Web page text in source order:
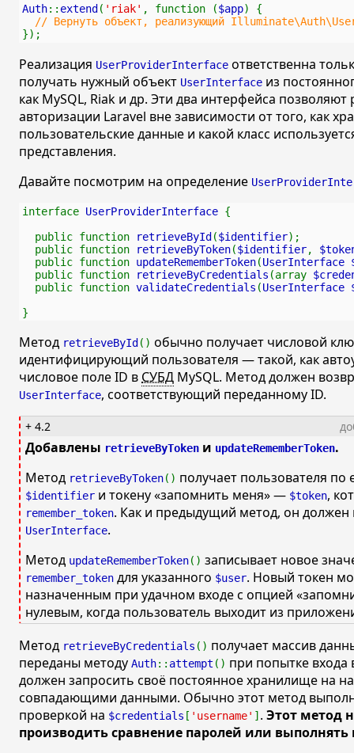
Auth:: extend ( 'riak' , function ($app) {
// Вернуть объект, реализующий
});
Реализация UserProviderInterface ответственна
получать нужный объект UserInterface из
как MySQL, Riak и др. Эти два интерфейса
авторизации Laravel вне зависимости от того, как
пользовательские данные и какой класс
представления.
Давайте посмотрим на определение
interface UserProviderInterface {
public function
retrieveById ($identifier);
public function
retrieveByToken($identifier,
public function updateRememberToken(UserInterface
public function
retrieveByCredentials (array
public function validateCredentials (UserInterface
}
Метод retrieveById () обычно получает числовой
идентифицирующий пользователя — такой, как
числовое поле ID в СУБД MySQL. Метод должен
UserInterface, соответствующий переданному ID.
+ 4.2
Добавлены retrieveByToken и updateRememberToken.
Метод retrieveByToken() получает пользователя по
$identifier и токену«запомнить меня»— $token,
remember_token. Как и предыдущий метод, он
UserInterface.
Метод updateRememberToken() записывает новое
remember_token для указанного $user. Новый токен
назначенным при удачном входе с опцией
нулевым, когда пользователь выходит из
Метод retrieveByCredentials () получает массив
переданы методу Auth:: attempt () при попытке входа
должен запросить своё постоянное хранилище на
совпадающими данными. Обычно этот метод
проверкой на $credentials [ 'username' ] . Этот метод
производить сравнение паролей или выполнять